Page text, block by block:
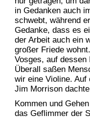
in Gedanken auch
schwebt, während
Gedanke, dass es
der Arbeit auch ein
großer Friede
Vosges, auf
Überall saßen
wir eine Violine.
Jim Morrison
Kommen und
das Geflimmer der